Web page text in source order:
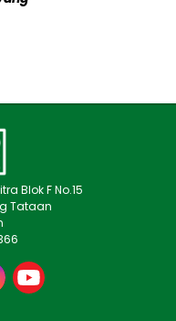
Blok F No.15
Tataan